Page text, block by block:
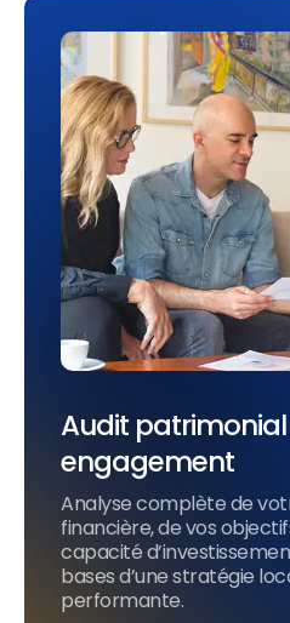
Audit
engagement
Analyse complète de
financière, de vos
capacité
bases d’une stratégie
performante.